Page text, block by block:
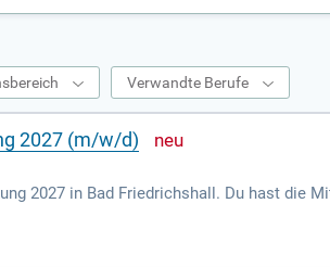
Verwandte Berufe
2027 (m/w/d)
2027 in Bad Friedrichshall. Du hast die
Begeistere dich für den digitalen
eines innovativen